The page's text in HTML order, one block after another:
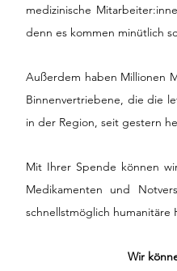
medizinische
denn es kommen minütlich
Außerdem haben Millionen
Binnenvertriebene, die die
in der Region, seit gestern
Mit Ihrer Spende können
Medikamenten und
schnellstmöglich humanitäre
Wir